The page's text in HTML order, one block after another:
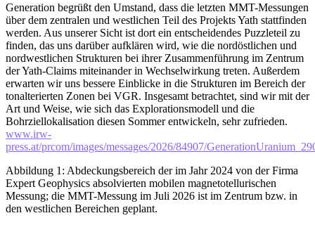
Generation begrüßt den Umstand, dass die letzten MMT-Messungen
über dem zentralen und westlichen Teil des Projekts Yath stattfinden
werden. Aus unserer Sicht ist dort ein entscheidendes Puzzleteil zu
finden, das uns darüber aufklären wird, wie die nordöstlichen und
nordwestlichen Strukturen bei ihrer Zusammenführung im Zentrum
der Yath-Claims miteinander in Wechselwirkung treten. Außerdem
erwarten wir uns bessere Einblicke in die Strukturen im Bereich der
tonalterierten Zonen bei VGR. Insgesamt betrachtet, sind wir mit der
Art und Weise, wie sich das Explorationsmodell und die
Bohrziellokalisation diesen Sommer entwickeln, sehr zufrieden.
www.irw-
press.at/prcom/images/messages/2026/84907/
Abbildung 1: Abdeckungsbereich der im Jahr 2024 von der Firma
Expert Geophysics absolvierten mobilen magnetotellurischen
Messung; die MMT-Messung im Juli 2026 ist im Zentrum bzw. in
den westlichen Bereichen geplant.